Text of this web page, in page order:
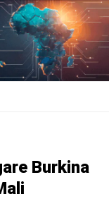
Burkina